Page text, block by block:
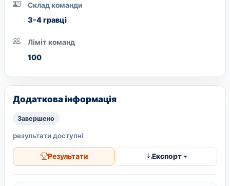
Склад команди
3-4 гравці
Ліміт команд
100
Додаткова інформація
Завершено
результати доступні
Результати Експорт